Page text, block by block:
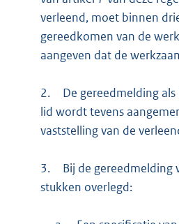
verleend, moet binnen
gereedkomen van de
aangeven dat de
2.
De gereedmelding
lid wordt tevens
vaststelling van de
3.
Bij de gereedmelding
stukken overlegd: